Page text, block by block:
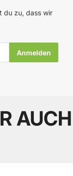
du zu, dass wir
AUCH